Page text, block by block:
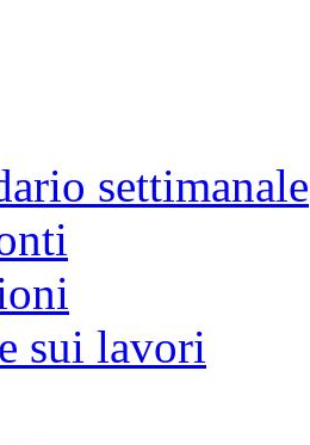
settimanale
sui lavori